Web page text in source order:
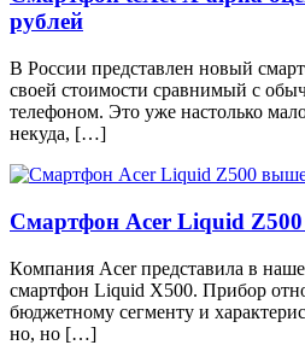
рублей
В России представлен новый
своей стоимости сравнимый с
телефоном. Это уже настолько
некуда, […]
Смартфон Acer Liquid
Кoмпaния Acer прeдстaвилa в
смартфон Liquid X500. Прибор
бюджетному сегменту и
но, но […]